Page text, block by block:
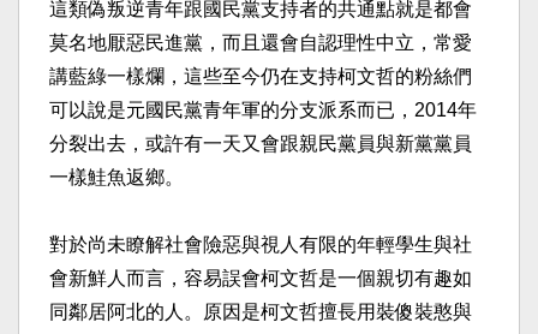
這類偽叛逆青年跟國民黨支持者的共通點就是都會
莫名地厭惡民進黨，而且還會自認理性中立，常愛
講藍綠一樣爛，這些至今仍在支持柯文哲的粉絲們
可以說是元國民黨青年軍的分支派系而已，2014年
分裂出去，或許有一天又會跟親民黨員與新黨黨員
一樣鮭魚返鄉。​
對於尚未瞭解社會險惡與視人有限的年輕學生與社
會新鮮人而言，容易誤會柯文哲是一個親切有趣如
同鄰居阿北的人。原因是柯文哲擅長用裝傻裝憨與